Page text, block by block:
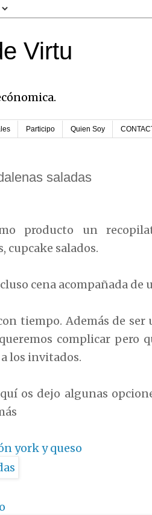
Virtu
Participo Quien Soy
saladas
producto un
cupcake salados.
cena acompañada de
tiempo. Además de
complicar pero
los invitados.
os dejo algunas
york y queso